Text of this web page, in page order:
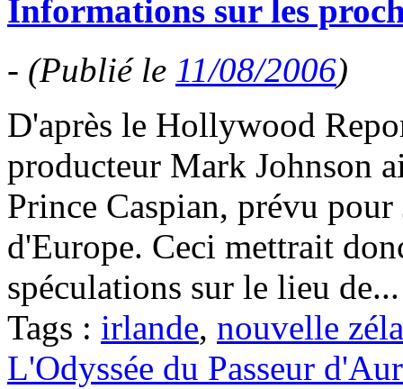
Informations sur les
- (Publié le 11/08/2006)
D'après le Hollywood
producteur Mark Johnson
Prince Caspian, prévu
d'Europe. Ceci mettrait
spéculations sur le lieu
Tags : irlande, nouvelle
L'Odyssée du Passeur